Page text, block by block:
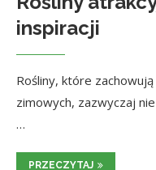
inspiracji
Rośliny, które
zimowych, zazwyczaj
…
PRZECZYTAJ